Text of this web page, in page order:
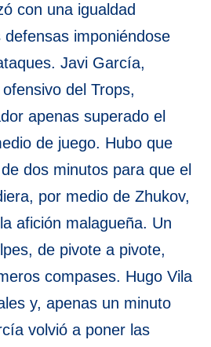
con una igualdad
imponiéndose
Javi García,
del Trops,
apenas superado el
de juego. Hubo que
dos minutos para que el
por medio de Zhukov,
afición malagueña. Un
de pivote a pivote,
compases. Hugo Vila
y, apenas un minuto
volvió a poner las